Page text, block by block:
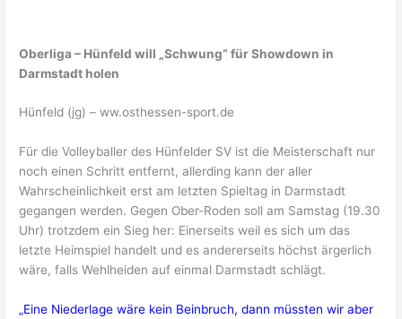
Oberliga – Hünfeld will „Schwung“ für Showdown in
Darmstadt holen
Hünfeld (jg) – ww.osthessen-sport.de
Für die Volleyballer des Hünfelder SV ist die Meisterschaft nur
noch einen Schritt entfernt, allerding kann der aller
Wahrscheinlichkeit erst am letzten Spieltag in Darmstadt
gegangen werden. Gegen Ober-Roden soll am Samstag (19.30
Uhr) trotzdem ein Sieg her: Einerseits weil es sich um das
letzte Heimspiel handelt und es andererseits höchst ärgerlich
wäre, falls Wehlheiden auf einmal Darmstadt schlägt.
„Eine Niederlage wäre kein Beinbruch, dann müssten wir aber